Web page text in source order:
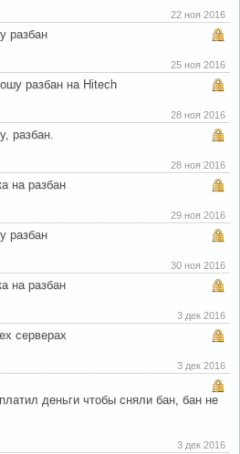
22 ноя 2016
разбан
25 ноя 2016
разбан на Hitech
28 ноя 2016
разбан.
28 ноя 2016
на разбан
29 ноя 2016
разбан
30 ноя 2016
на разбан
3 дек 2016
серверах
3 дек 2016
деньги чтобы сняли бан, бан не
3 дек 2016